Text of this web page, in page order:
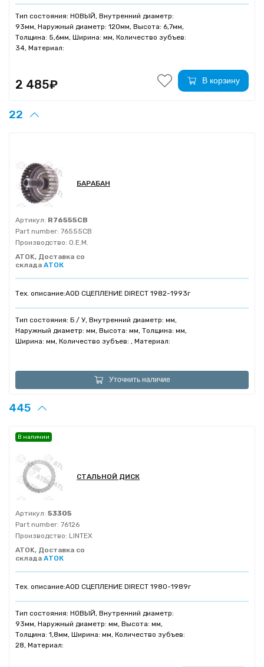
Тип состояния: НОВЫЙ, Внутренний диаметр:
93мм, Наружный диаметр: 120мм, Высота: 6,7мм,
Толщина: 5,6мм, Ширина: мм, Количество зубъев:
34, Материал:
2 485₽ В корзину
22
БАРАБАН
Артикул: R76555CB
Part number: 76555CB
Производство: O.E.M.
ATOK, Доставка со
склада АТОК
Тех. описание:AOD СЦЕПЛЕНИЕ DIRECT 1982-1993г
Тип состояния: Б / У, Внутренний диаметр: мм,
Наружный диаметр: мм, Высота: мм, Толщина: мм,
Ширина: мм, Количество зубъев: , Материал:
Уточнить наличие
445
СТАЛЬНОЙ ДИСК
Артикул: 53305
Part number: 76126
Производство: LINTEX
ATOK, Доставка со
склада АТОК
Тех. описание:AOD СЦЕПЛЕНИЕ DIRECT 1980-1989г
Тип состояния: НОВЫЙ, Внутренний диаметр:
93мм, Наружный диаметр: мм, Высота: мм,
Толщина: 1,8мм, Ширина: мм, Количество зубъев:
28, Материал:
В наличии